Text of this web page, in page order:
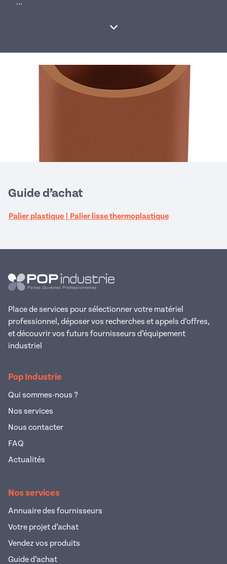
...
Afficher la suite
Guide d’achat
Palier plastique | Palier lisse thermoplastique
Place de services pour sélectionner votre matériel
professionnel, déposer vos recherches et appels d’offres,
et découvrir vos futurs fournisseurs d’équipement
industriel
Pop Industrie
Qui sommes-nous ?
Nos services
Nous contacter
FAQ
Actualités
Nos services
Annuaire des fournisseurs
Votre projet d’achat
Vendez vos produits
Guide d’achat